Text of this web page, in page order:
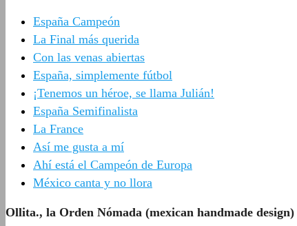
España Campeón
La Final más querida
Con las venas abiertas
España, simplemente fútbol
¡Tenemos un héroe, se llama Julián!
España Semifinalista
La France
Así me gusta a mí
Ahí está el Campeón de Europa
México canta y no llora
Ollita., la Orden Nómada (mexican handmade design)